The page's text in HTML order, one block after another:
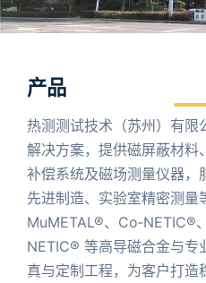
产品
热测测试技术（苏州）有
解决方案，提供磁屏蔽材料
补偿系统及磁场测量仪器，
先进制造、实验室精密测量
MuMETAL®、Co‑NETIC®
NETIC® 等高导磁合金与专
真与定制工程，为客户打